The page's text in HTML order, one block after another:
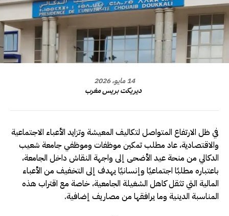
14 مايو، 2026
ديريكت بريس مغرب
في ظل الارتفاع المتواصل لتكاليف المعيشة وتزايد الأعباء الاجتماعية
والاقتصادية، عاد مطلب تمكين موظفات وموظفي جامعة شعيب
الدكالي من منحة عيد الأضحى إلى واجهة النقاش داخل الجامعة،
باعتباره مطلبًا اجتماعيًا وإنسانيًا يهدف إلى التخفيف من الأعباء
المالية التي تثقل كاهل الشغيلة الجامعية، خاصة مع اقتراب هذه
المناسبة الدينية وما يرافقها من مصاريف إضافية.